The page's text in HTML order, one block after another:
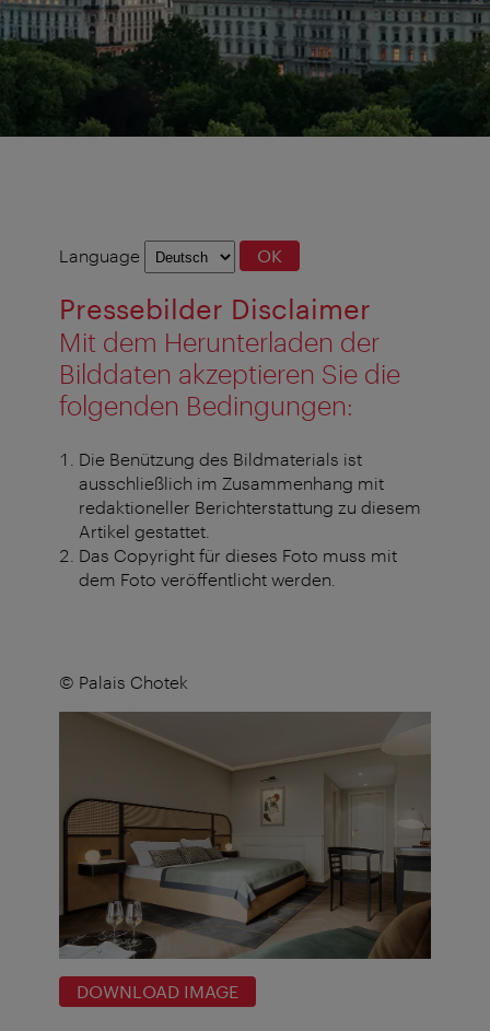
Language
Language OK
Pressebilder Disclaimer
Mit dem Herunterladen der
Bilddaten akzeptieren Sie die
folgenden Bedingungen:
Die Benützung des Bildmaterials ist
ausschließlich im Zusammenhang mit
redaktioneller Berichterstattung zu diesem
Artikel gestattet.
Das Copyright für dieses Foto muss mit
dem Foto veröffentlicht werden.
© Palais Chotek
DOWNLOAD IMAGE